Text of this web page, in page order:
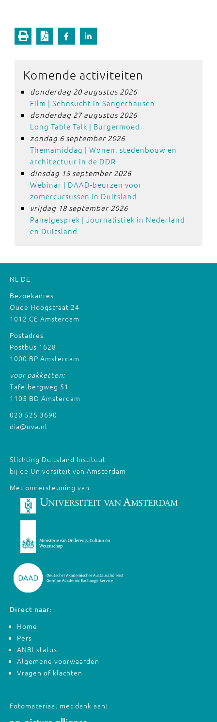
Komende activiteiten
donderdag 20 augustus 2026
Film | Sehnsucht in Sangerhausen
donderdag 27 augustus 2026
Long Table Talk | Burgermoed
zondag 6 september 2026
Themamiddag | Wonen, stedenbouw en
architectuur in de DDR
dinsdag 15 september 2026
Webinar | DAAD-beurzen voor
zomercursussen in Duitsland
vrijdag 18 september 2026
Panelgesprek | Journalistiek in Nederland
en Duitsland
NL DE
Bezoekadres
Oude Hoogstraat 24
1012 CE Amsterdam
Postadres
Postbus 1628
1000 BP Amsterdam
voor pakketten:
Tafelbergweg 51
1105 BD Amsterdam
020 525 3690
dia@uva.nl
Stichting Duitsland Instituut
bij de Universiteit van Amsterdam
Met ondersteuning van
Direct naar:
Home
Pers
ANBI-status
Algemene voorwaarden
Vragen of klachten
Fotomateriaal met dank aan: